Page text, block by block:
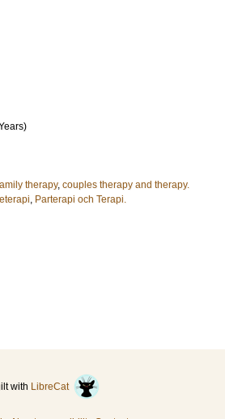
therapy, couples therapy and therapy.
Parterapi och Terapi.
with LibreCat